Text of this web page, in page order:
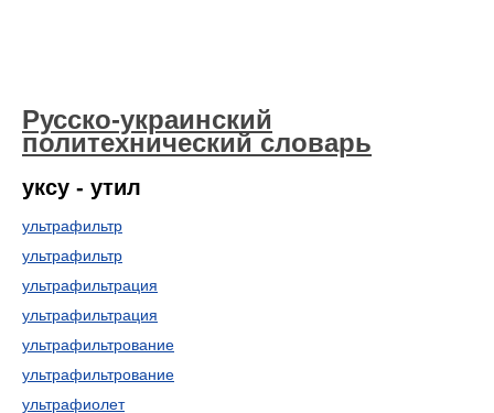
Русско-украинский
политехнический словарь
уксу - утил
ультрафильтр
ультрафильтр
ультрафильтрация
ультрафильтрация
ультрафильтрование
ультрафильтрование
ультрафиолет